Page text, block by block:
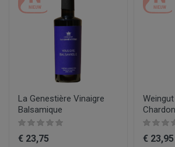
La Genestière Vinaigre
Balsamique
€ 23,75 € 23,95